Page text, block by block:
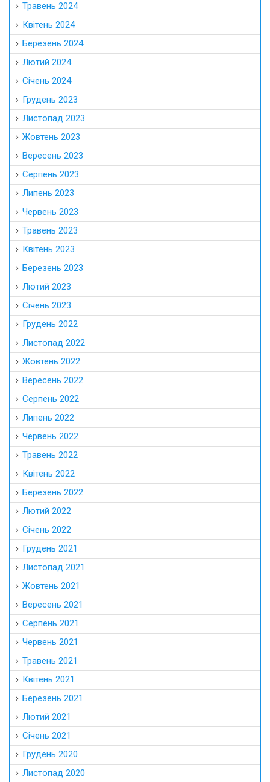
Травень 2024
Квітень 2024
Березень 2024
Лютий 2024
Січень 2024
Грудень 2023
Листопад 2023
Жовтень 2023
Вересень 2023
Серпень 2023
Липень 2023
Червень 2023
Травень 2023
Квітень 2023
Березень 2023
Лютий 2023
Січень 2023
Грудень 2022
Листопад 2022
Жовтень 2022
Вересень 2022
Серпень 2022
Липень 2022
Червень 2022
Травень 2022
Квітень 2022
Березень 2022
Лютий 2022
Січень 2022
Грудень 2021
Листопад 2021
Жовтень 2021
Вересень 2021
Серпень 2021
Червень 2021
Травень 2021
Квітень 2021
Березень 2021
Лютий 2021
Січень 2021
Грудень 2020
Листопад 2020